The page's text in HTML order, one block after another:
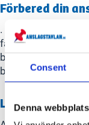
Consent
Denna
Förbered din
. Du behöver
fasad-, plan- och
bifoga en
byggas.
Lämna in